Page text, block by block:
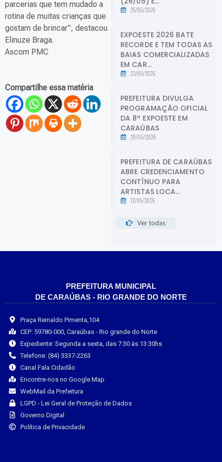
parcerias que tem mudado a
rotina de muitas crianças que
gostam de brincar”, destacou
Elinuze Braga.
Ascom PMC
Compartilhe essa matéria
25/05/2026
EXPOESTE 2026 BATE
RECORDE E TEM TODAS AS
BAIAS COMERCIALIZADAS
EM CAR...
23/05/2026
PREFEITURA DIVULGA
PROGRAMAÇÃO OFICIAL
DA 8ª EXPOESTE EM
CARAÚBAS
20/05/2026
PREFEITURA DE CARAÚBAS
ABRE CREDENCIAMENTO
CONTÍNUO PARA
ARTISTAS LOCA...
12/05/2026
Ver todas
PREFEITURA MUNICIPAL
DE CARAÚBAS - RIO GRANDE DO NORTE
Praça Reinaldo Pimenta,104
CEP: 59780-000, Caraúbas - Rio grande do Norte
Expediente: Segunda a sexta, das 7:30 às 13:30hs
Telefone: (84) 3337-2263
Canal Fala Cidadão
Encontre-nos no Google Map
WebMail da Prefeitura
LGPD - Lei Geral de Proteção de Dados
Governo Digital
Política de Privacidade